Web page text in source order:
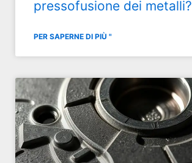
pressofusione dei metalli?
PER SAPERNE DI PIÙ "